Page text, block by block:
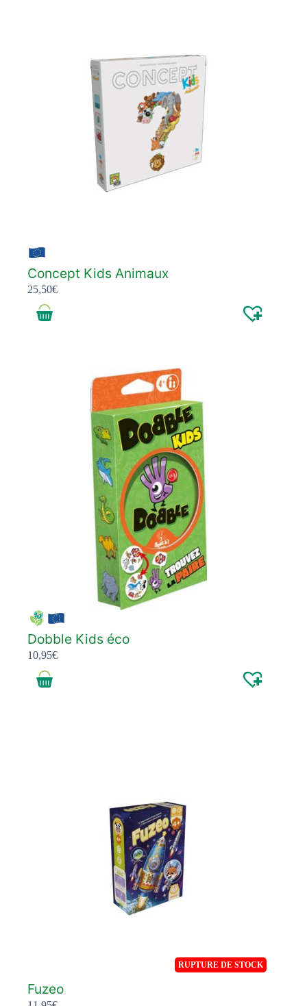
Concept Kids Animaux
25,50€
Dobble Kids éco
10,95€
RUPTURE DE STOCK
Fuzeo